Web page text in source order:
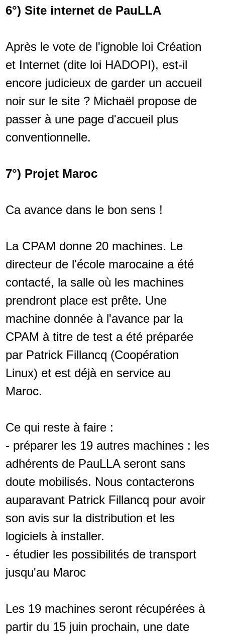
6°) Site internet de PauLLA
Après le vote de l'ignoble loi Création
et Internet (dite loi HADOPI), est-il
encore judicieux de garder un accueil
noir sur le site ? Michaël propose de
passer à une page d'accueil plus
conventionnelle.
7°) Projet Maroc
Ca avance dans le bon sens !
La CPAM donne 20 machines. Le
directeur de l'école marocaine a été
contacté, la salle où les machines
prendront place est prête. Une
machine donnée à l'avance par la
CPAM à titre de test a été préparée
par Patrick Fillancq (Coopération
Linux) et est déjà en service au
Maroc.
Ce qui reste à faire :
- préparer les 19 autres machines : les
adhérents de PauLLA seront sans
doute mobilisés. Nous contacterons
auparavant Patrick Fillancq pour avoir
son avis sur la distribution et les
logiciels à installer.
- étudier les possibilités de transport
jusqu'au Maroc
Les 19 machines seront récupérées à
partir du 15 juin prochain, une date